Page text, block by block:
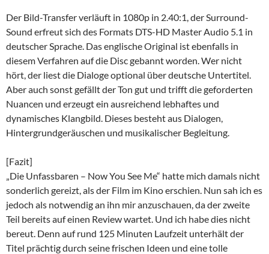
Der Bild-Transfer verläuft in 1080p in 2.40:1, der Surround-
Sound erfreut sich des Formats DTS-HD Master Audio 5.1 in
deutscher Sprache. Das englische Original ist ebenfalls in
diesem Verfahren auf die Disc gebannt worden. Wer nicht
hört, der liest die Dialoge optional über deutsche Untertitel.
Aber auch sonst gefällt der Ton gut und trifft die geforderten
Nuancen und erzeugt ein ausreichend lebhaftes und
dynamisches Klangbild. Dieses besteht aus Dialogen,
Hintergrundgeräuschen und musikalischer Begleitung.
[Fazit]
„Die Unfassbaren – Now You See Me“ hatte mich damals nicht
sonderlich gereizt, als der Film im Kino erschien. Nun sah ich es
jedoch als notwendig an ihn mir anzuschauen, da der zweite
Teil bereits auf einen Review wartet. Und ich habe dies nicht
bereut. Denn auf rund 125 Minuten Laufzeit unterhält der
Titel prächtig durch seine frischen Ideen und eine tolle